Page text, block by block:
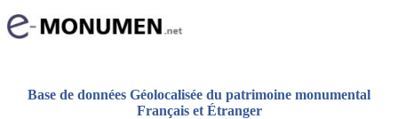
Base de données Géolocalisée du patrimoine monumental
Français et Étranger